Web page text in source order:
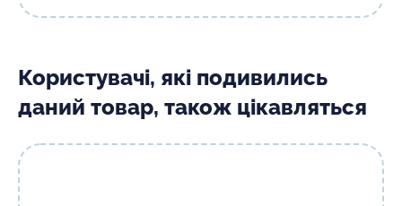
Користувачі, які подивились
даний товар, також цікавляться